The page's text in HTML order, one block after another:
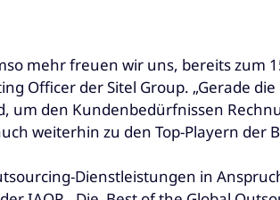
mehr freuen wir uns, bereits zum
Officer der Sitel Group. „Gerade
den Kundenbedürfnissen
weiterhin zu den Top-Playern der
Dienstleistungen in